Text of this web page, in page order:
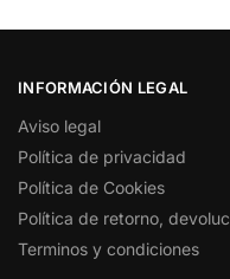
INFORMACIÓN LEGAL
Aviso legal
Política de privacidad
Política de Cookies
Política de retorno,
Terminos y condiciones